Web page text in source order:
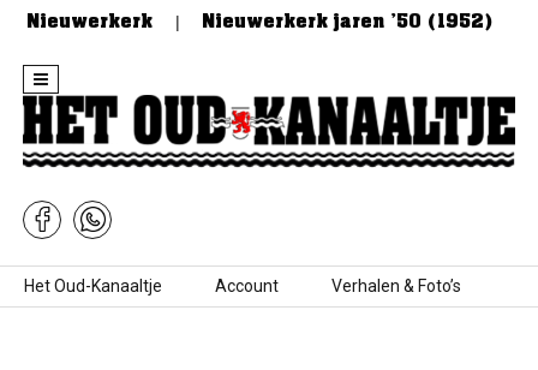
Nieuwerkerk Nieuwerkerk jaren ’50 (1952)
Skip to content
Het Oud-Kanaaltje Account Verhalen & Foto’s